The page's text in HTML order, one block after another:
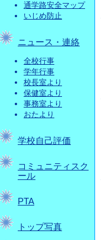
通学路安全マップ
いじめ防止
ニュース・連絡
全校行事
学年行事
校長室より
保健室より
事務室より
おたより
学校自己評価
コミュニティスク
ール
PTA
トップ写真